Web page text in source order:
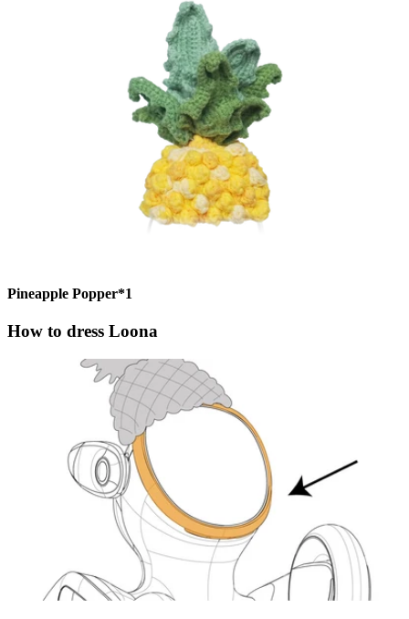
Pineapple Popper*1
How to dress Loona